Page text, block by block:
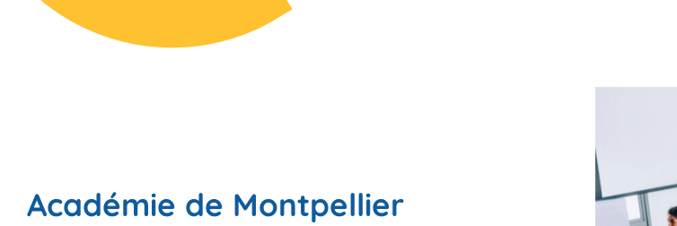
Académie de Montpellier